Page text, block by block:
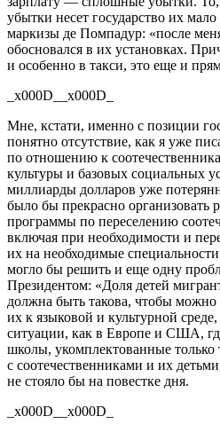
убытки несет государство их
маркизы де Помпадур: «после
обосновался в их установках.
и особенно в такси, это еще и
_x000D__x000D_
Мне, кстати, именно с позиции
понятно отсутствие, как я уже
по отношению к
культуры и базовых социальных
миллиарды долларов уже
было бы прекрасно организовать
программы по переселению
включая при необходимости и
их на необходимые
могло бы решить и еще одну
Президентом: «Доля детей
должна быть такова, чтобы можно
их к языковой и культурной
ситуации, как в Европе и США,
школы, укомплектованные только
с соотечественниками и их
не стояло бы на повестке дня.
_x000D__x000D_